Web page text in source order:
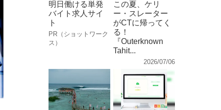
明日働ける単発
バイト求人サイ
ト
PR（ショットワーク
ス）
この夏、ケリ
ー・スレーター
がCTに帰ってく
る！
『Outerknown
Tahit...
2026/07/06